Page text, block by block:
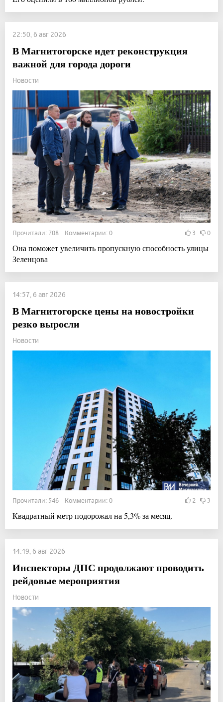
22:50, 6 авг 2026
В Магнитогорске идет реконструкция
важной для города дороги
Новости
Прочитали: 708 Комментарии: 0 3 0
Она поможет увеличить пропускную способность улицы
Зеленцова
14:57, 6 авг 2026
В Магнитогорске цены на новостройки
резко выросли
Новости
Прочитали: 546 Комментарии: 0 2 3
Квадратный метр подорожал на 5,3% за месяц.
14:19, 6 авг 2026
Инспекторы ДПС продолжают проводить
рейдовые мероприятия
Новости